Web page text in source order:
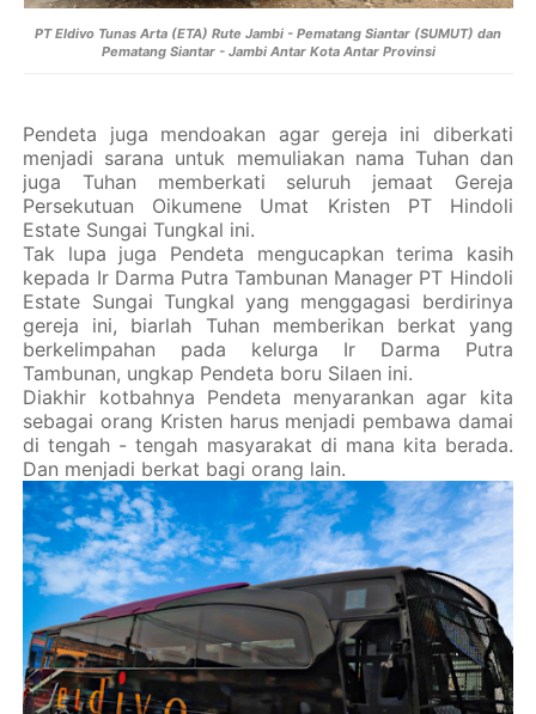
PT Eldivo Tunas Arta (ETA) Rute Jambi - Pematang Siantar (SUMUT) dan
Pematang Siantar - Jambi Antar Kota Antar Provinsi
Pendeta juga mendoakan agar gereja ini diberkati
menjadi sarana untuk memuliakan nama Tuhan dan
juga Tuhan memberkati seluruh jemaat Gereja
Persekutuan Oikumene Umat Kristen PT Hindoli
Estate Sungai Tungkal ini.
Tak lupa juga Pendeta mengucapkan terima kasih
kepada Ir Darma Putra Tambunan Manager PT Hindoli
Estate Sungai Tungkal yang menggagasi berdirinya
gereja ini, biarlah Tuhan memberikan berkat yang
berkelimpahan pada kelurga Ir Darma Putra
Tambunan, ungkap Pendeta boru Silaen ini.
Diakhir kotbahnya Pendeta menyarankan agar kita
sebagai orang Kristen harus menjadi pembawa damai
di tengah - tengah masyarakat di mana kita berada.
Dan menjadi berkat bagi orang lain.